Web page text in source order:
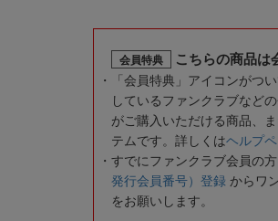
会員特典 こちらの商品は
「会員特典」アイコンがつ
しているファンクラブなど
がご購入いただける商品、
テムです。詳しくはヘルプ
すでにファンクラブ会員の方
発行会員番号）登録 からワ
をお願いします。